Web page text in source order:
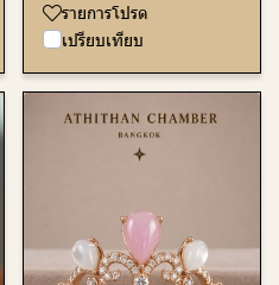
รายการโปรด
เปรียบเทียบ